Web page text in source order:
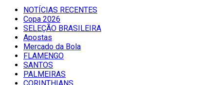
NOTÍCIAS RECENTES
Copa 2026
SELEÇÃO BRASILEIRA
Apostas
Mercado da Bola
FLAMENGO
SANTOS
PALMEIRAS